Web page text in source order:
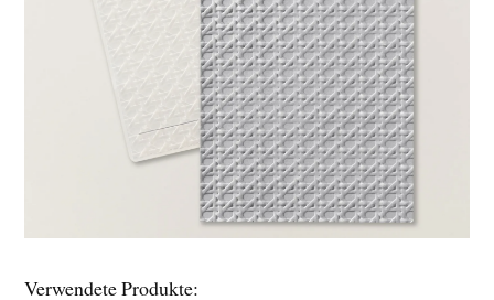
Verwendete Produkte: